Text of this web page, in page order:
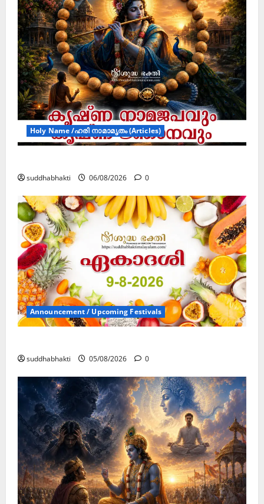
Holy Name /ഹരി നാമാമൃതം (Articles)
suddhabhakti 06/08/2026 0
Announcement / Upcoming Festivals
suddhabhakti 05/08/2026 0